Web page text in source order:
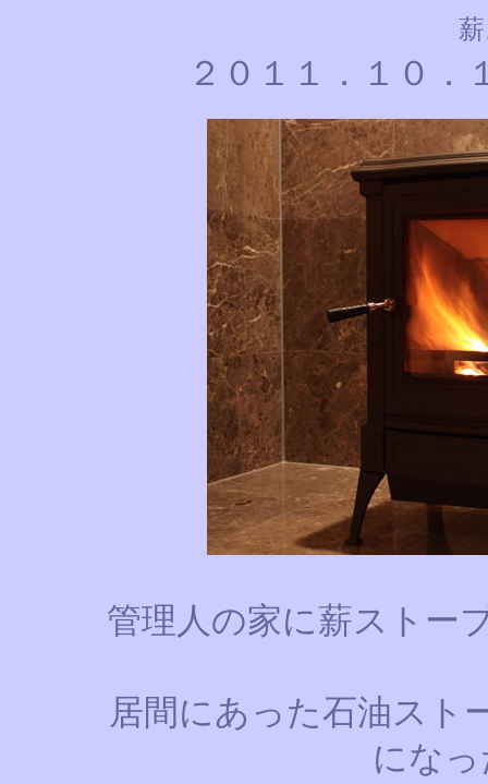
２０１１
管理人の家に薪ストー
居間にあった石油スト
にな